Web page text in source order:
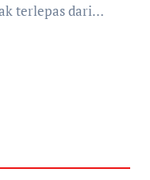
terlepas dari…